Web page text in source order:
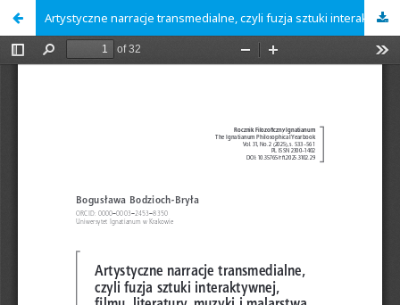
Artystyczne narracje transmedialne, czyli fuzja sztuki interaktywnej, filmu, literatury, muzyki i malarstwa w pracach Lynn Hershman i Grahame’a Weinbrena